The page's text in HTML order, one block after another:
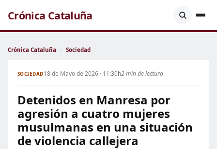
Crónica Cataluña
Crónica Cataluña › Sociedad
SOCIEDAD18 de Mayo de 2026 · 11:30h2 min de lectura
Detenidos en Manresa por
agresión a cuatro mujeres
musulmanas en una situación
de violencia callejera